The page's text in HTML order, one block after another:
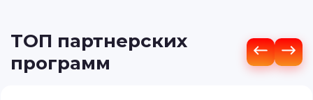
ТОП партнерских
программ